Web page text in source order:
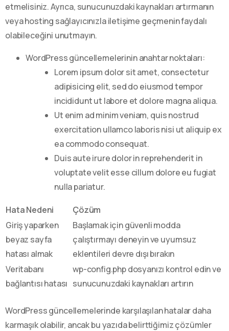
etmelisiniz. Ayrıca, sunucunuzdaki kaynakları artırmanın
veya hosting sağlayıcınızla iletişime geçmenin faydalı
olabileceğini unutmayın.
WordPress güncellemelerinin anahtar noktaları:
Lorem ipsum dolor sit amet, consectetur
adipisicing elit, sed do eiusmod tempor
incididunt ut labore et dolore magna aliqua.
Ut enim ad minim veniam, quis nostrud
exercitation ullamco laboris nisi ut aliquip ex
ea commodo consequat.
Duis aute irure dolor in reprehenderit in
voluptate velit esse cillum dolore eu fugiat
nulla pariatur.
Hata Nedeni
Çözüm
Giriş yaparken
beyaz sayfa
hatası almak
Başlamak için güvenli modda
çalıştırmayı deneyin ve uyumsuz
eklentileri devre dışı bırakın
Veritabanı
bağlantısı hatası
wp-config.php dosyanızı kontrol edin ve
sunucunuzdaki kaynakları artırın
WordPress güncellemelerinde karşılaşılan hatalar daha
karmaşık olabilir, ancak bu yazıda belirttiğimiz çözümler